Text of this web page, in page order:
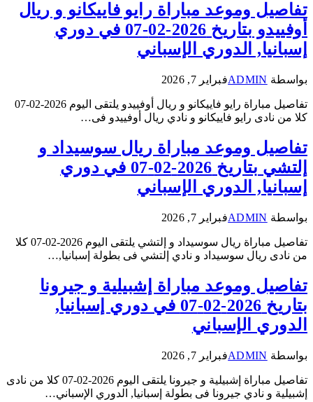
تفاصيل وموعد مباراة رايو فاييكانو و ريال
أوفييدو بتاريخ 2026-02-07 في دوري
إسبانيا, الدوري الإسباني
بواسطة ADMINفبراير 7, 2026
تفاصيل مباراة رايو فاييكانو و ريال أوفييدو يلتقى اليوم 2026-02-07
كلا من نادى رايو فاييكانو و نادي ريال أوفييدو فى…
تفاصيل وموعد مباراة ريال سوسيداد و
إلتشي بتاريخ 2026-02-07 في دوري
إسبانيا, الدوري الإسباني
بواسطة ADMINفبراير 7, 2026
تفاصيل مباراة ريال سوسيداد و إلتشي يلتقى اليوم 2026-02-07 كلا
من نادى ريال سوسيداد و نادي إلتشي فى بطولة إسبانيا,…
تفاصيل وموعد مباراة إشبيلية و جيرونا
بتاريخ 2026-02-07 في دوري إسبانيا,
الدوري الإسباني
بواسطة ADMINفبراير 7, 2026
تفاصيل مباراة إشبيلية و جيرونا يلتقى اليوم 2026-02-07 كلا من نادى
إشبيلية و نادي جيرونا فى بطولة إسبانيا, الدوري الإسباني…